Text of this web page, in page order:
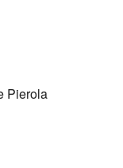
Pierola